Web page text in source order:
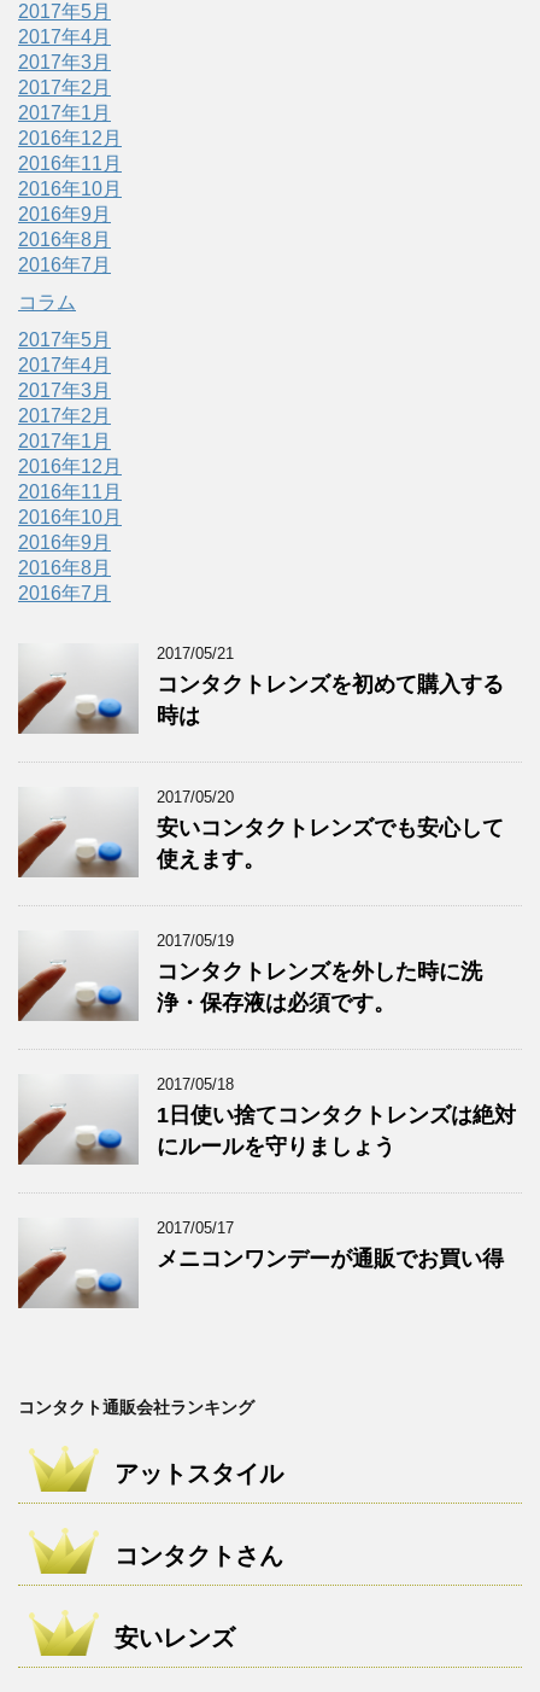
2017年5月
2017年4月
2017年3月
2017年2月
2017年1月
2016年12月
2016年11月
2016年10月
2016年9月
2016年8月
2016年7月
コラム
2017年5月
2017年4月
2017年3月
2017年2月
2017年1月
2016年12月
2016年11月
2016年10月
2016年9月
2016年8月
2016年7月
2017/05/21
コンタクトレンズを初めて購入する
時は
2017/05/20
安いコンタクトレンズでも安心して
使えます。
2017/05/19
コンタクトレンズを外した時に洗
浄・保存液は必須です。
2017/05/18
1日使い捨てコンタクトレンズは絶対
にルールを守りましょう
2017/05/17
メニコンワンデーが通販でお買い得
コンタクト通販会社ランキング
アットスタイル
コンタクトさん
安いレンズ